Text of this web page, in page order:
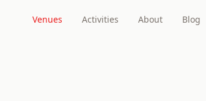
Venues Activities About Blog